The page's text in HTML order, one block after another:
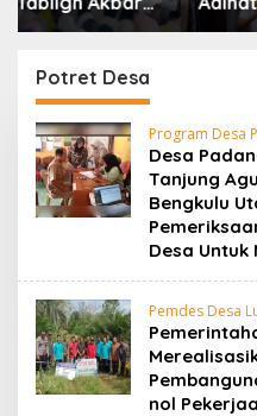
dampingi Wakil Bupati
Buka Raflesia Kemumu
Festival
Potret Desa
Program Desa
Desa
Tanjung
Bengkulu
Desa Untuk
Pemdes Desa
nol